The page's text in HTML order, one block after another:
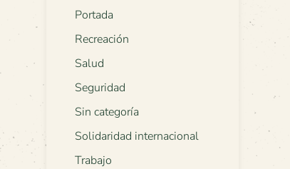
Portada
Recreación
Salud
Seguridad
Sin categoría
Solidaridad internacional
Trabajo